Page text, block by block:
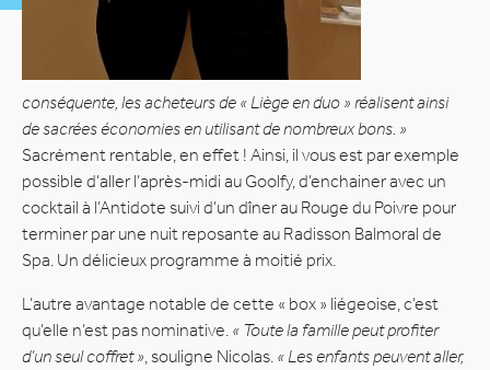
conséquente, les acheteurs de « Liège en duo » réalisent ainsi
de sacrées économies en utilisant de nombreux bons. »
Sacrément rentable, en effet ! Ainsi, il vous est par exemple
possible d’aller l’après-midi au Goolfy, d’enchainer avec un
cocktail à l’Antidote suivi d’un dîner au Rouge du Poivre pour
terminer par une nuit reposante au Radisson Balmoral de
Spa. Un délicieux programme à moitié prix.
L’autre avantage notable de cette « box » liégeoise, c’est
qu’elle n’est pas nominative. « Toute la famille peut profiter
d’un seul coffret » , souligne Nicolas. « Les enfants peuvent aller,